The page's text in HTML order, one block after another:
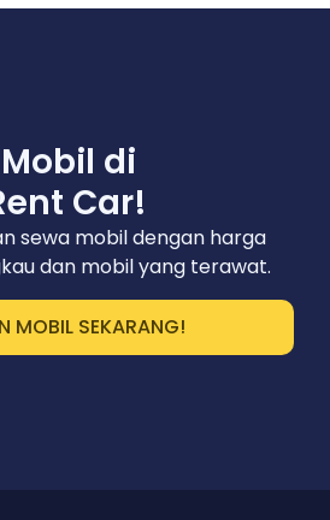
di
Car!
sewa mobil dengan harga
dan mobil yang terawat.
MOBIL SEKARANG!